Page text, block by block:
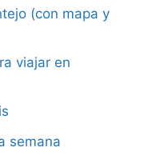
(con mapa y
viajar en
semana